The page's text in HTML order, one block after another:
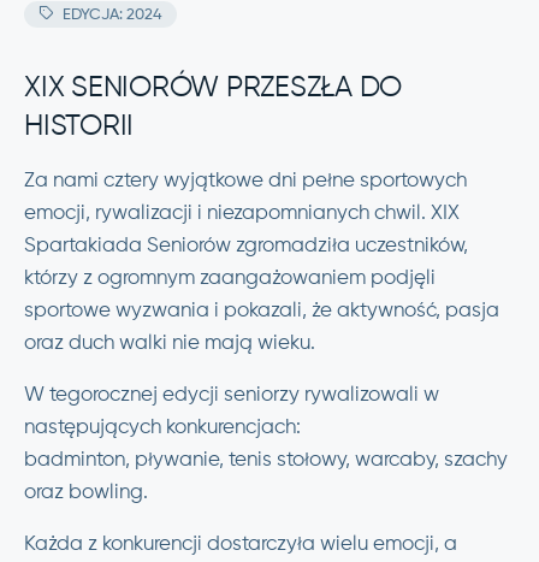
EDYCJA: 2024
XIX SENIORÓW PRZESZŁA DO
HISTORII
Za nami cztery wyjątkowe dni pełne sportowych
emocji, rywalizacji i niezapomnianych chwil. XIX
Spartakiada Seniorów zgromadziła uczestników,
którzy z ogromnym zaangażowaniem podjęli
sportowe wyzwania i pokazali, że aktywność, pasja
oraz duch walki nie mają wieku.
W tegorocznej edycji seniorzy rywalizowali w
następujących konkurencjach:
badminton, pływanie, tenis stołowy, warcaby, szachy
oraz bowling.
Każda z konkurencji dostarczyła wielu emocji, a